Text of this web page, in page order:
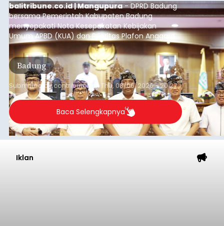
balitribune.co.id | Mangupura- DPRD Badung
bersama Pemerintah Kabupaten Badung
menyepakati Nota Kesepakatan Kebijakan
Umum APBD (KUA) dan Prioritas Plafon Anggaran
Sementara (PPAS) Tahun Anggaran 2027 dalam
rapat paripurna yang digelar di Gedung DPRD
Badung, Kamis (6/8/2026).
Badung
Submitted bycontributor onThu, 08/06/2026 - 20:27
Baca Selengkapnya
Iklan